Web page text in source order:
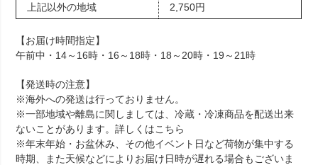
上記以外の地域
2,750円
【お届け時間指定】
午前中・14～16時・16～18時・18～20時・19～21時
【発送時の注意】
※海外への発送は行っておりません。
※一部地域や離島に関しましては、冷蔵・冷凍商品を配送出来
ないことがあります。詳しくはこちら
※年末年始・お盆休み、その他イベント日など荷物が集中する
時期、また天候などによりお届け日時が遅れる場合もございま